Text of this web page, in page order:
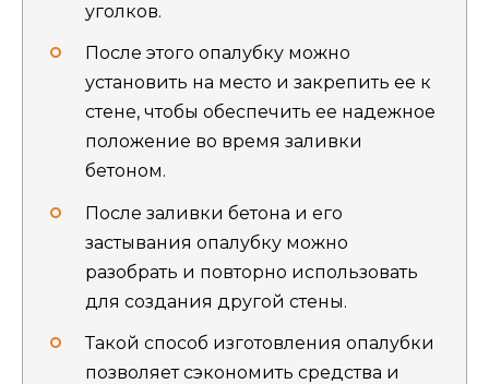
уголков.
После этого опалубку можно
установить на место и закрепить ее к
стене, чтобы обеспечить ее надежное
положение во время заливки
бетоном.
После заливки бетона и его
застывания опалубку можно
разобрать и повторно использовать
для создания другой стены.
Такой способ изготовления опалубки
позволяет сэкономить средства и